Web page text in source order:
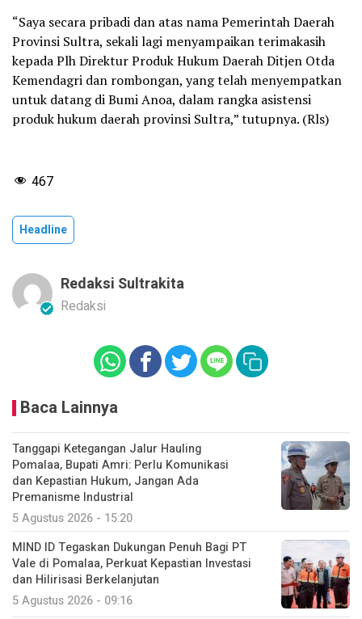
“Saya secara pribadi dan atas nama Pemerintah Daerah
Provinsi Sultra, sekali lagi menyampaikan terimakasih
kepada Plh Direktur Produk Hukum Daerah Ditjen Otda
Kemendagri dan rombongan, yang telah menyempatkan
untuk datang di Bumi Anoa, dalam rangka asistensi
produk hukum daerah provinsi Sultra,” tutupnya. (Rls)
467
Headline
Redaksi Sultrakita
Redaksi
Baca Lainnya
Tanggapi Ketegangan Jalur Hauling
Pomalaa, Bupati Amri: Perlu Komunikasi
dan Kepastian Hukum, Jangan Ada
Premanisme Industrial
5 Agustus 2026 - 15:20
MIND ID Tegaskan Dukungan Penuh Bagi PT
Vale di Pomalaa, Perkuat Kepastian Investasi
dan Hilirisasi Berkelanjutan
5 Agustus 2026 - 09:16